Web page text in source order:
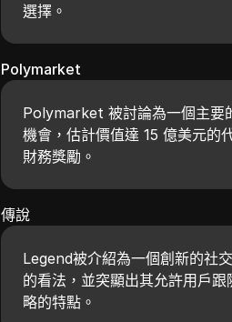
選擇。
Polymarket
Polymarket 被討論為一個主要
機會，估計價值達 15 億美元的
財務獎勵。
傳說
Legend被介紹為一個創新的社
的看法，並突顯出其允許用戶
略的特點。